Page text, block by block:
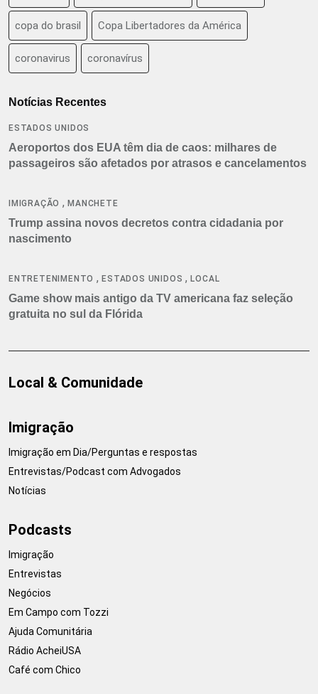
copa do brasil Copa Libertadores da América
coronavirus coronavírus
Notícias Recentes
ESTADOS UNIDOS
Aeroportos dos EUA têm dia de caos: milhares de
passageiros são afetados por atrasos e cancelamentos
IMIGRAÇÃO ,MANCHETE
Trump assina novos decretos contra cidadania por
nascimento
ENTRETENIMENTO ,ESTADOS UNIDOS ,LOCAL
Game show mais antigo da TV americana faz seleção
gratuita no sul da Flórida
Local & Comunidade
Imigração
Imigração em Dia/Perguntas e respostas
Entrevistas/Podcast com Advogados
Notícias
Podcasts
Imigração
Entrevistas
Negócios
Em Campo com Tozzi
Ajuda Comunitária
Rádio AcheiUSA
Café com Chico